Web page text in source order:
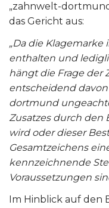
„zahnwelt-
das Gericht aus:
„Da die
enthalten und
hängt die Frage der
entscheidend
dortmund
Zusatzes durch den
wird oder dieser
Gesamtzeichens
kennzeichnende
Voraussetzungen
Im Hinblick auf den